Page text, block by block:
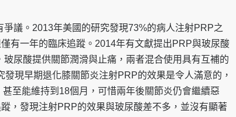
爭議。2013年美國的研究發現73%的病人注射PRP之
有一年的臨床追蹤。2014年有文獻提出PRP與玻尿酸
玻尿酸提供關節潤滑與止痛，兩者混合使用具有互補的
發現早期退化膝關節炎注射PRP的效果是令人滿意的，
至能維持到18個月，可惜兩年後關節炎仍會繼續惡
，發現注射PRP的效果與玻尿酸差不多，並沒有顯著